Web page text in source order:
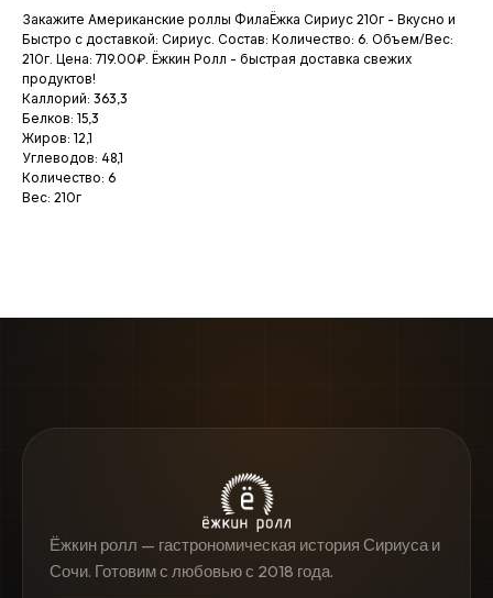
Закажите Американские роллы ФилаЁжка Сириус 210г - Вкусно и
Быстро с доставкой: Сириус. Состав: Количество: 6. Объем/Вес:
210г. Цена: 719.00₽. Ёжкин Ролл - быстрая доставка свежих
продуктов!
Каллорий: 363,3
Белков: 15,3
Жиров: 12,1
Углеводов: 48,1
Количество: 6
Вес: 210г
Ёжкин ролл — гастрономическая история Сириуса и
Сочи. Готовим с любовью с 2018 года.